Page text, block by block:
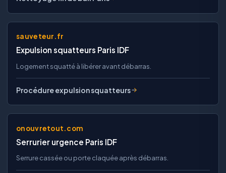
sauveteur.fr
Expulsion squatteurs Paris IDF
Logement squatté à libérer avant débarras.
Procédure expulsion squatteurs
onouvretout.com
Serrurier urgence Paris IDF
Serrure cassée ou porte claquée après débarras.